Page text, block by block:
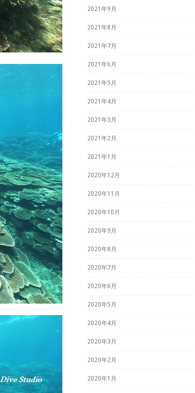
2021年9月
2021年8月
2021年7月
2021年6月
2021年5月
2021年4月
2021年3月
2021年2月
2021年1月
2020年12月
2020年11月
2020年10月
2020年9月
2020年8月
2020年7月
2020年6月
2020年5月
2020年4月
2020年3月
2020年2月
2020年1月